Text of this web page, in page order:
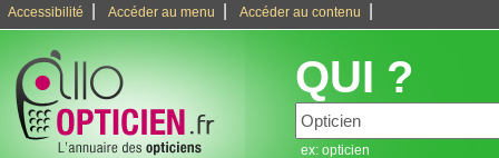
Accessibilité Accéder au menu Accéder au contenu
QUI ?
ex: opticien